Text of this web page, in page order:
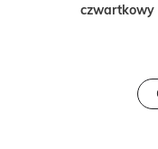
czwartkowy